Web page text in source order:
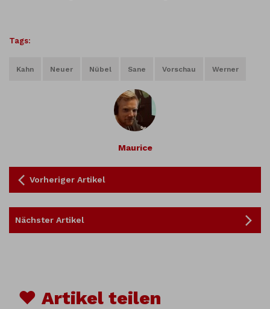
Tags:
Kahn Neuer Nübel Sane Vorschau Werner
Maurice
Vorheriger Artikel
Nächster Artikel
♥ Artikel teilen